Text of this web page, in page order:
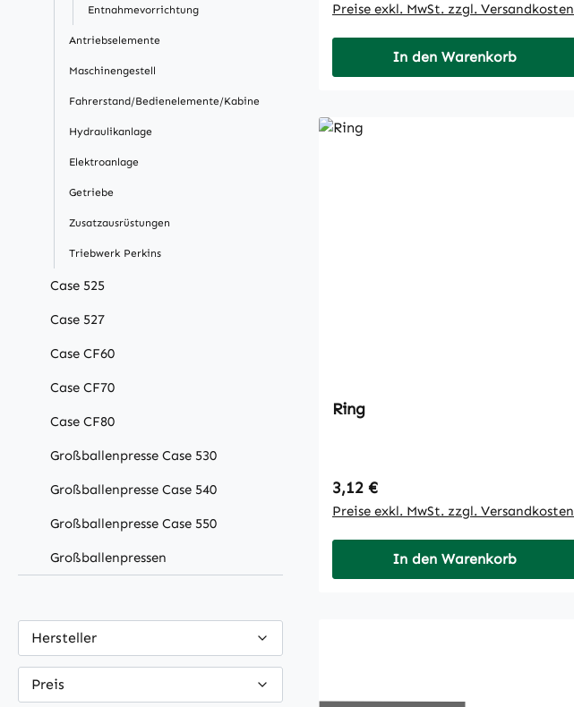
Entnahmevorrichtung
Antriebselemente
Maschinengestell
Fahrerstand/Bedienelemente/Kabine
Hydraulikanlage
Elektroanlage
Getriebe
Zusatzausrüstungen
Triebwerk Perkins
Case 525
Case 527
Case CF60
Case CF70
Case CF80
Großballenpresse Case 530
Großballenpresse Case 540
Großballenpresse Case 550
Großballenpressen
Hersteller
Preis
Preise exkl. MwSt. zzgl. Versandkosten
In den Warenkorb
Ring
Regulärer Preis:
3,12 €
Preise exkl. MwSt. zzgl. Versandkosten
In den Warenkorb